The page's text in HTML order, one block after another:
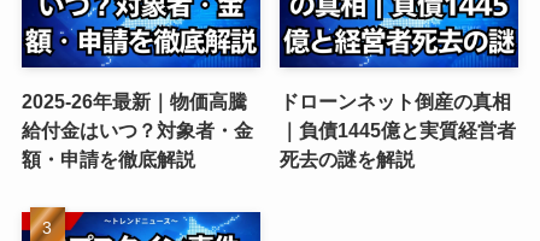
2025-26年最新｜物価高騰
給付金はいつ？対象者・金
額・申請を徹底解説
ドローンネット倒産の真相
｜負債1445億と実質経営者
死去の謎を解説